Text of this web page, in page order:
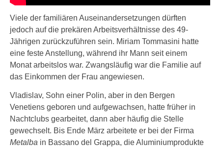
Viele der familiären Auseinandersetzungen dürften
jedoch auf die prekären Arbeitsverhältnisse des 49-
Jährigen zurückzuführen sein. Miriam Tommasini hatte
eine feste Anstellung, während ihr Mann seit einem
Monat arbeitslos war. Zwangsläufig war die Familie auf
das Einkommen der Frau angewiesen.
Vladislav, Sohn einer Polin, aber in den Bergen
Venetiens geboren und aufgewachsen, hatte früher in
Nachtclubs gearbeitet, dann aber häufig die Stelle
gewechselt. Bis Ende März arbeitete er bei der Firma
Metalba in Bassano del Grappa, die Aluminiumprodukte